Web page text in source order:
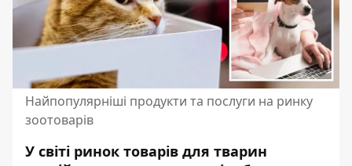
Найпопулярніші продукти та послуги на ринку
зоотоварів
У світі ринок товарів для тварин